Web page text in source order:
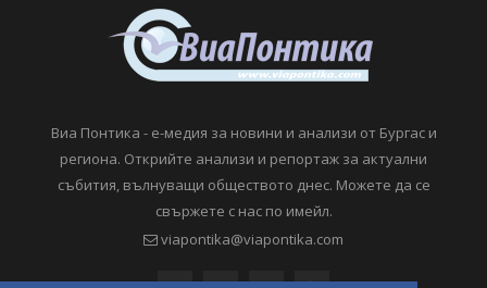
Виа Понтика - е-медия за новини и анализи от Бургас и
региона. Открийте анализи и репортаж за актуални
събития, вълнуващи обществото днес. Можете да се
свържете с нас по имейл.
viapontika@viapontika.com